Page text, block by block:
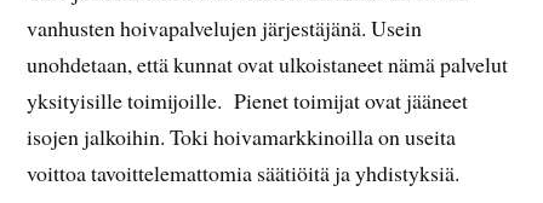
vanhusten hoivapalvelujen järjestäjänä. Usein
unohdetaan, että kunnat ovat ulkoistaneet nämä palvelut
yksityisille toimijoille. Pienet toimijat ovat jääneet
isojen jalkoihin. Toki hoivamarkkinoilla on useita
voittoa tavoittelemattomia säätiöitä ja yhdistyksiä.